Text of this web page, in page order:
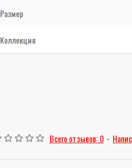
Размер
Коллекция
Всего отзывов: 0 -